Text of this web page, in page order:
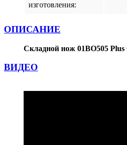
изготовления:
ОПИСАНИЕ
Складной нож 01BO505
ВИДЕО